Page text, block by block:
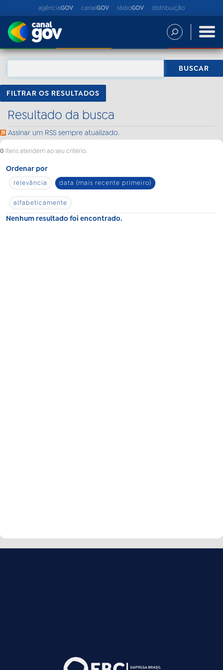
agênciaGOV canalGOV rádioGOV distribuição
FILTRAR OS RESULTADOS
Resultado da busca
Assinar um RSS sempre atualizado.
0 itens atendem ao seu critério.
Ordenar por
relevância data (mais recente primeiro)
alfabeticamente
Nenhum resultado foi encontrado.